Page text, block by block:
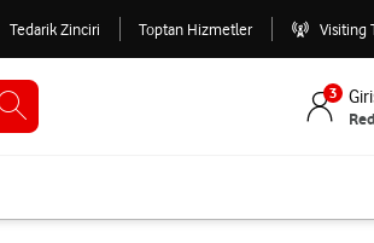
Tedarik Zinciri Toptan Hizmetler Visiting
3